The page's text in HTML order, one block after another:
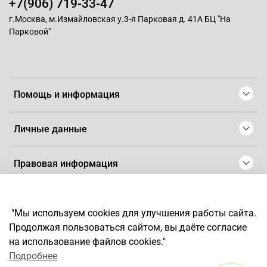
Помощь и информация
Личные данные
Правовая информация
+7(906) 719-33-47
г.Москва, м.Измайловская у.3-я Парковая д. 41А БЦ "На
Парковой"
*Любое использование контента без письменного разрешения
запрещено
"Мы используем cookies для улучшения работы сайта.
Продолжая пользоваться сайтом, вы даёте согласие
на использование файлов cookies."
Подробнее